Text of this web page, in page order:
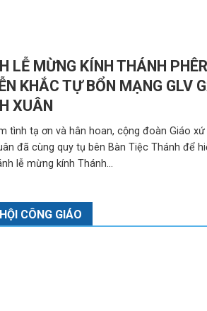
LỄ MỪNG KÍNH THÁNH
KHẮC TỰ BỔN MẠNG GLV
XUÂN
tình tạ ơn và hân hoan, cộng đoàn Giáo xứ
đã cùng quy tụ bên Bàn Tiệc Thánh để
lễ mừng kính Thánh...
CÔNG GIÁO